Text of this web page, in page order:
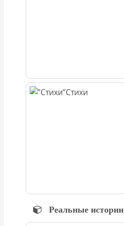
Стихи
Реальные истории